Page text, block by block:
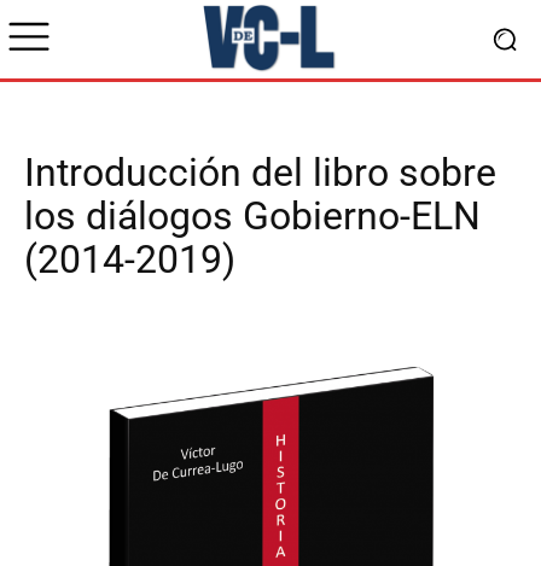
Introducción del libro sobre
los diálogos Gobierno-ELN
(2014-2019)